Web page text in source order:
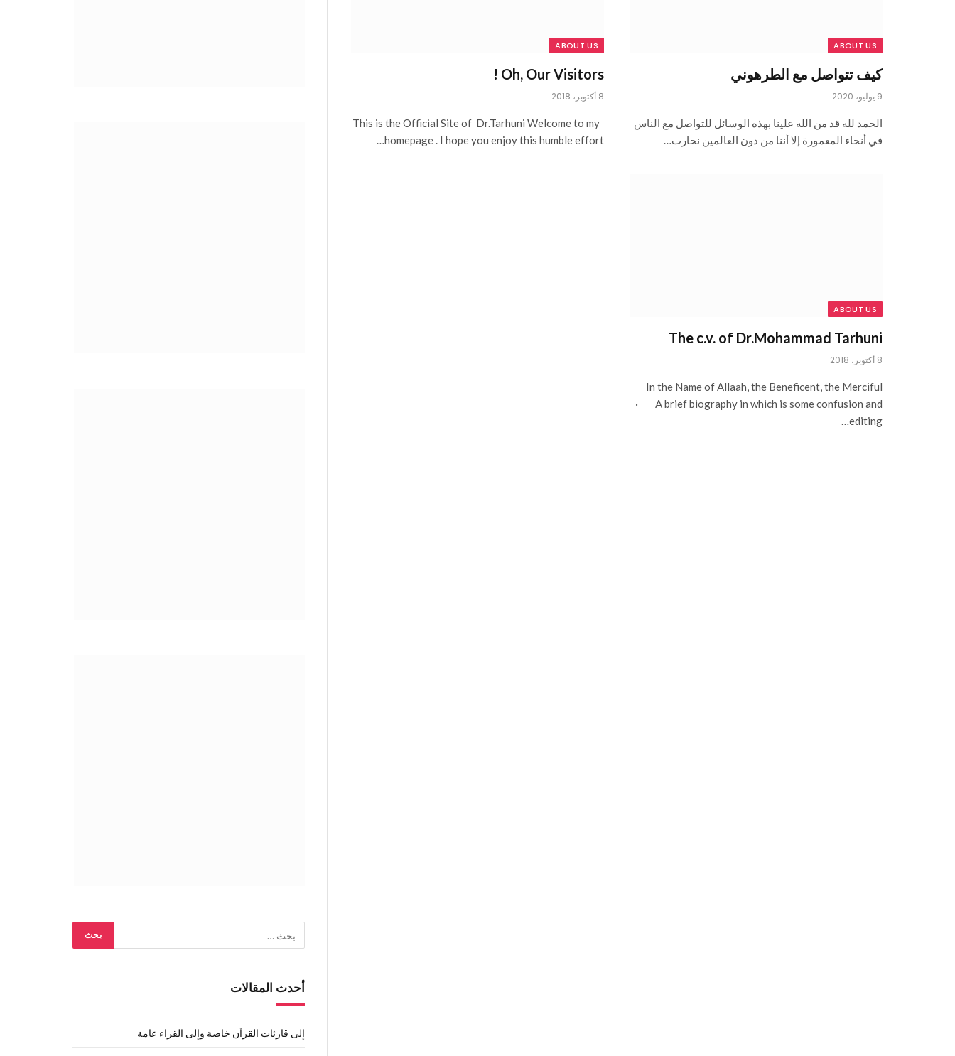
ABOUT US
كيف تتواصل مع الطرهوني
9 يوليو، 2020
الحمد لله قد من الله علينا بهذه الوسائل للتواصل مع الناس
في أنحاء المعمورة إلا أننا من دون العالمين نحارب…
ABOUT US
Oh, Our Visitors !
8 أكتوبر، 2018
This is the Official Site of Dr.Tarhuni Welcome to my
homepage . I hope you enjoy this humble effort…
ABOUT US
The c.v. of Dr.Mohammad Tarhuni
8 أكتوبر، 2018
In the Name of Allaah, the Beneficent, the Merciful
· A brief biography in which is some confusion and
editing…
أحدث المقالات
إلى قارئات القرآن خاصة وإلى القراء عامة